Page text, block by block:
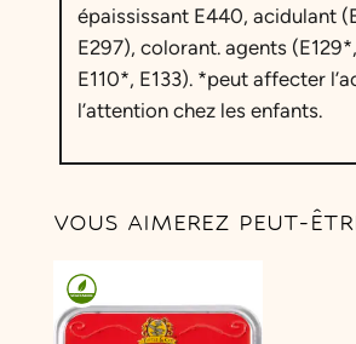
épaississant E440, acidulant
E297), colorant. agents
E110*, E133). *peut affecter
l’attention chez les enfants.
VOUS AIMEREZ PEUT-